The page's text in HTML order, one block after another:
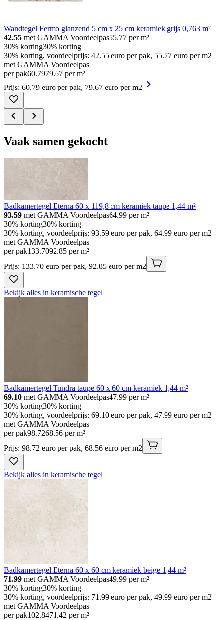
Wandtegel Fermo glanzend 5 cm x 25 cm keramiek grijs 0,763 m²
42.55 met GAMMA Voordeelpas55.77 per m²
30% korting30% korting
30% korting, voordeelprijs: 42.55 euro per pak, 55.77 euro per m2
met GAMMA Voordeelpas
per pak60.7979.67 per m²
Prijs: 60.79 euro per pak, 79.67 euro per m2
Vaak samen gekocht
Badkamertegel Eterna 60 x 119,8 cm keramiek taupe 1,44 m²
93.59 met GAMMA Voordeelpas64.99 per m²
30% korting30% korting
30% korting, voordeelprijs: 93.59 euro per pak, 64.99 euro per m2
met GAMMA Voordeelpas
per pak133.7092.85 per m²
Prijs: 133.70 euro per pak, 92.85 euro per m2
Bekijk alles in keramische tegel
Badkamertegel Tundra taupe 60 x 60 cm keramiek 1,44 m²
69.10 met GAMMA Voordeelpas47.99 per m²
30% korting30% korting
30% korting, voordeelprijs: 69.10 euro per pak, 47.99 euro per m2
met GAMMA Voordeelpas
per pak98.7268.56 per m²
Prijs: 98.72 euro per pak, 68.56 euro per m2
Bekijk alles in keramische tegel
Badkamertegel Eterna 60 x 60 cm keramiek beige 1,44 m²
71.99 met GAMMA Voordeelpas49.99 per m²
30% korting30% korting
30% korting, voordeelprijs: 71.99 euro per pak, 49.99 euro per m2
met GAMMA Voordeelpas
per pak102.8471.42 per m²